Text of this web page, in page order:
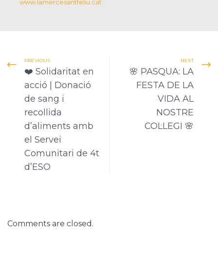
www.lamercesantfeliu.cat
PREVIOUS
❤️ Solidaritat en
acció | Donació
de sang i
recollida
d’aliments amb
el Servei
Comunitari de 4t
d’ESO
NEXT
🌸 PASQUA: LA
FESTA DE LA
VIDA AL
NOSTRE
COL·LEGI 🌸
Comments are closed.